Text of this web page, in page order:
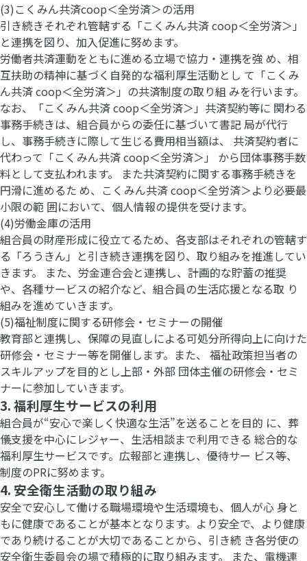
(3)こくみん共済coop＜全労済＞の活用
引き続きそれぞれ管轄する「こくみん共済 coop＜全労済＞」
と連携を図り、加入促進に努めます。
労働者共済運動をともに進める立場で協力・連携を強 め、相
互扶助の精神に基づく自発的な福利厚生活動とし て「こくみ
ん共済 coop＜全労済＞」の共済制度の取り組 みを行います。
なお、「こくみん共済 coop＜全労済＞」共済契約等に 関わる
事務手続きは、組合員からの委任に基づいて書記 局が代行
し、事務手続きに際して生じる費用相当額は、 共済契約者に
代わって「こくみん共済 coop＜全労済＞」 から団体事務手数
料として支払われます。 また共済契約に関する事務手続きを
円滑に進めるた め、こくみん共済 coop＜全労済＞より必要最
小限の範 囲において、個人情報の提供を受けます。
(4)労働金庫の活用
組合員の財産形成に役立てるため、各支部はそれぞれの管轄す
る「ろうきん」と引き続き連携を図り、取り組みを推進してい
きます。 また、労金連合会と連携し、計画的な貯蓄の推奨
や、各種サービスの紹介など、組合員の生活応援となる取 り
組みを進めていきます。
(5)福祉制度に関する研修会・セミナーの開催
教育部と連携し、保障の見直しによる可処分所得向上に向けた
研修会・セミナー等を開催します。また、 福祉政策担当者の
スキルアップを目的とし上部・外部 団体主催の研修会・セミ
ナーに参加していきます。
3. 福利厚生サービスの利用
組合員が“安心で楽しく快適な生活”を送ることを目的 に、葬
儀支援を中心にレジャー、生活相談まで利用できる 総合的な
福利厚生サービスです。広報部と連携し、優待サー ビス等、
制度のPRに努めます。
4. 安全衛生活動の取り組み
安全で安心して働ける職場環境や生活環境も、個人が心 身と
もに健康であることが基本となります。より安全で、より健康
であり続けることが大切であることから、引き続 き各労使の
安全衛生委員会の場で積極的に取り組みます。 また、電機連